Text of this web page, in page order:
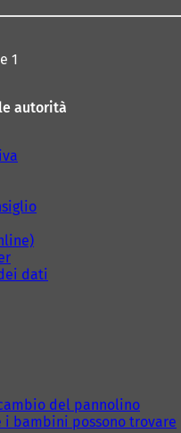
1
autorità
dati
del pannolino
i bambini possono trovare